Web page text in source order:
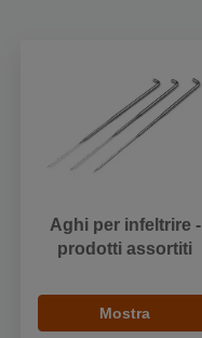
Aghi per infeltrire -
prodotti assortiti
Mostra